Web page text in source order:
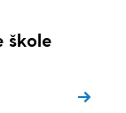
škole